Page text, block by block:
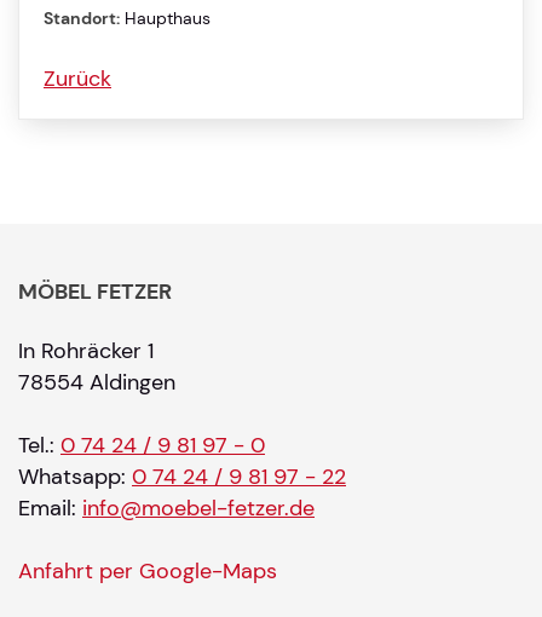
Standort: Haupthaus
Zurück
MÖBEL FETZER
In Rohräcker 1
78554 Aldingen
Tel.: 0 74 24 / 9 81 97 - 0
Whatsapp: 0 74 24 / 9 81 97 - 22
Email: info@moebel-fetzer.de
Anfahrt per Google-Maps